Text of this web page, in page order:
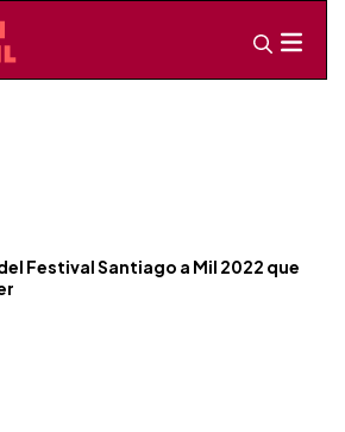
Festival Santiago a Mil 2022 que